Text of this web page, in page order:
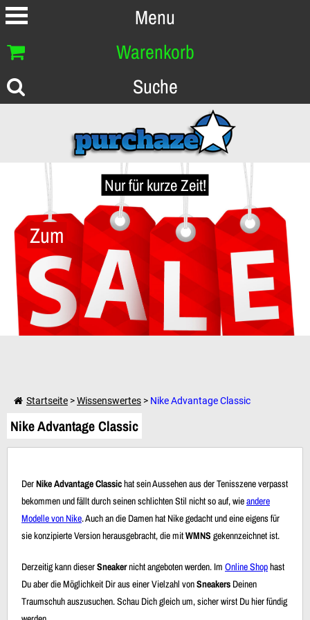
Menu
Warenkorb
Suche
Nur für kurze Zeit!
Zum
Dein Warenkorb ist leer!
Startseite >Wissenswertes > Nike Advantage Classic
Nike Advantage Classic
DerNike Advantage Classichat sein Aussehen aus der Tenisszene verpasst
bekommen und fällt durch seinen schlichten Stil nicht so auf, wieandere
Modelle von Nike. Auch an die Damen hat Nike gedacht und eine eigens für
sie konzipierte Version herausgebracht, die mitWMNS gekennzeichnet ist.
Derzeitig kann dieserSneakernicht angeboten werden. Im Online Shophast
Du aber die Möglichkeit Dir aus einer Vielzahl vonSneakers Deinen
Traumschuh auszusuchen. Schau Dich gleich um, sicher wirst Du hier fündig